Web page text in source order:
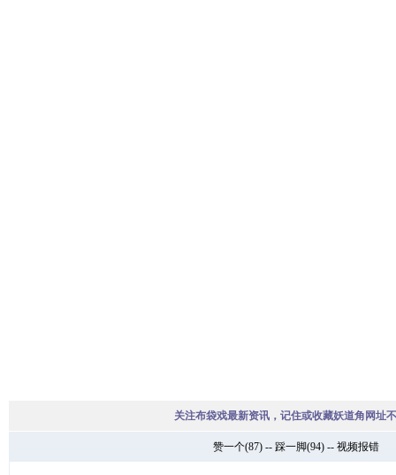
关注布袋戏最新资讯，记住或收藏妖道角网址
赞一个(87) -- 踩一脚(94) -- 视频报错